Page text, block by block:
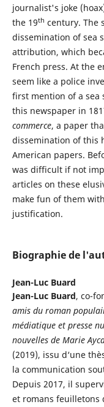
journalist's joke
the 19th century. The
dissemination of sea
attribution, which
French press. At the
seem like a police
first mention of a sea
this newspaper in
commerce, a paper
dissemination of this
American papers.
was difficult if not
articles on these
make fun of them
justification.
Biographie de
Jean-Luc Buard
Jean-Luc Buard, co-
amis du roman
médiatique et presse
nouvelles de Marie
(2019), issu d‘une
la communication
Depuis 2017, il
et romans feuilletons